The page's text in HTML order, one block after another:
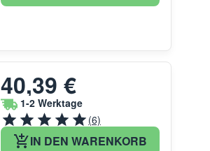
40,39 €
1-2 Werktage
(6)
IN DEN WARENKORB